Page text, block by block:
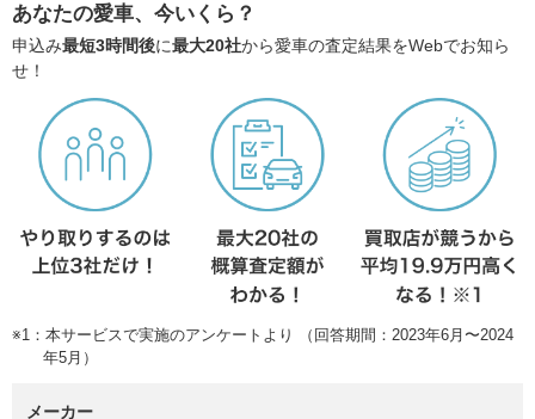
あなたの愛車、今いくら？
申込み最短3時間後に最大20社から愛車の査定結果をWebでお知ら
せ！
※1：本サービスで実施のアンケートより （回答期間：2023年6月〜2024
年5月）
メーカー